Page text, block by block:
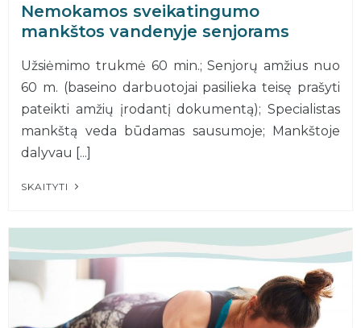
Nemokamos sveikatingumo
mankštos vandenyje senjorams
Užsiėmimo trukmė 60 min.; Senjorų amžius nuo
60 m. (baseino darbuotojai pasilieka teisę prašyti
pateikti amžių įrodantį dokumentą); Specialistas
mankštą veda būdamas sausumoje; Mankštoje
dalyvau [...]
SKAITYTI